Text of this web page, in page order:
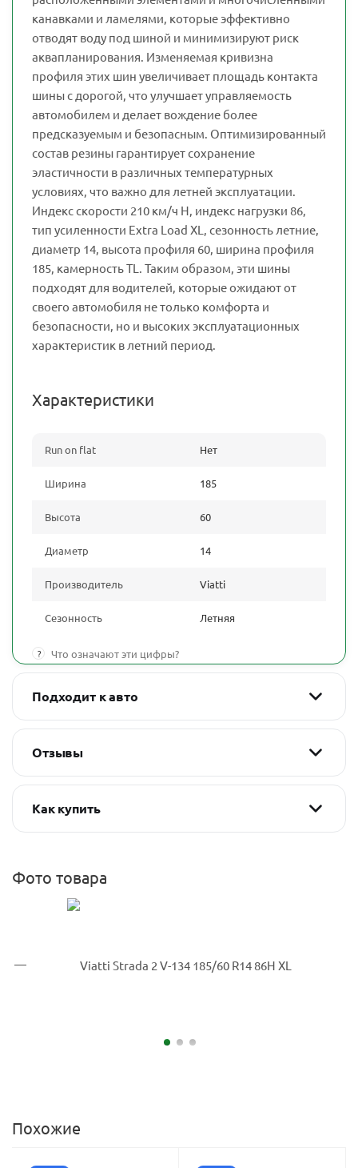
канавками и ламелями, которые эффективно
отводят воду под шиной и минимизируют риск
аквапланирования. Изменяемая кривизна
профиля этих шин увеличивает площадь контакта
шины с дорогой, что улучшает управляемость
автомобилем и делает вождение более
предсказуемым и безопасным. Оптимизированный
состав резины гарантирует сохранение
эластичности в различных температурных
условиях, что важно для летней эксплуатации.
Индекс скорости 210 км/ч H, индекс нагрузки 86,
тип усиленности Extra Load XL, сезонность летние,
диаметр 14, высота профиля 60, ширина профиля
185, камерность TL. Таким образом, эти шины
подходят для водителей, которые ожидают от
своего автомобиля не только комфорта и
безопасности, но и высоких эксплуатационных
характеристик в летний период.
Характеристики
Run on flat Нет
Ширина 185
Высота 60
Диаметр 14
Производитель Viatti
Сезонность Летняя
? Что означают эти цифры?
Подходит к авто
Отзывы
Как купить
Фото товара
Похожие